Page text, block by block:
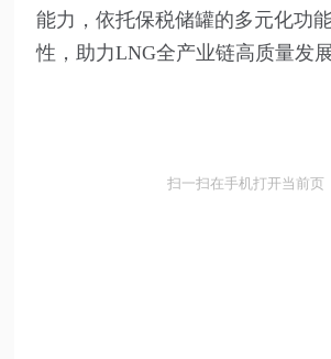
能力，依托保税储罐的多元化功
性，助力LNG全产业链高质量发展
扫一扫在手机打开当前页